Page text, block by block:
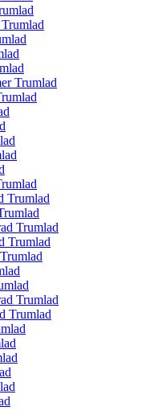
Trumlad
Trumlad
Trumlad
Trumlad
Trumlad
Trumlad